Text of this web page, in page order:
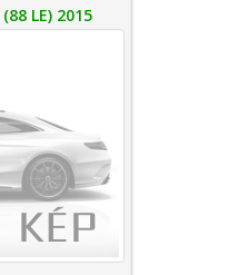
(88 LE) 2015